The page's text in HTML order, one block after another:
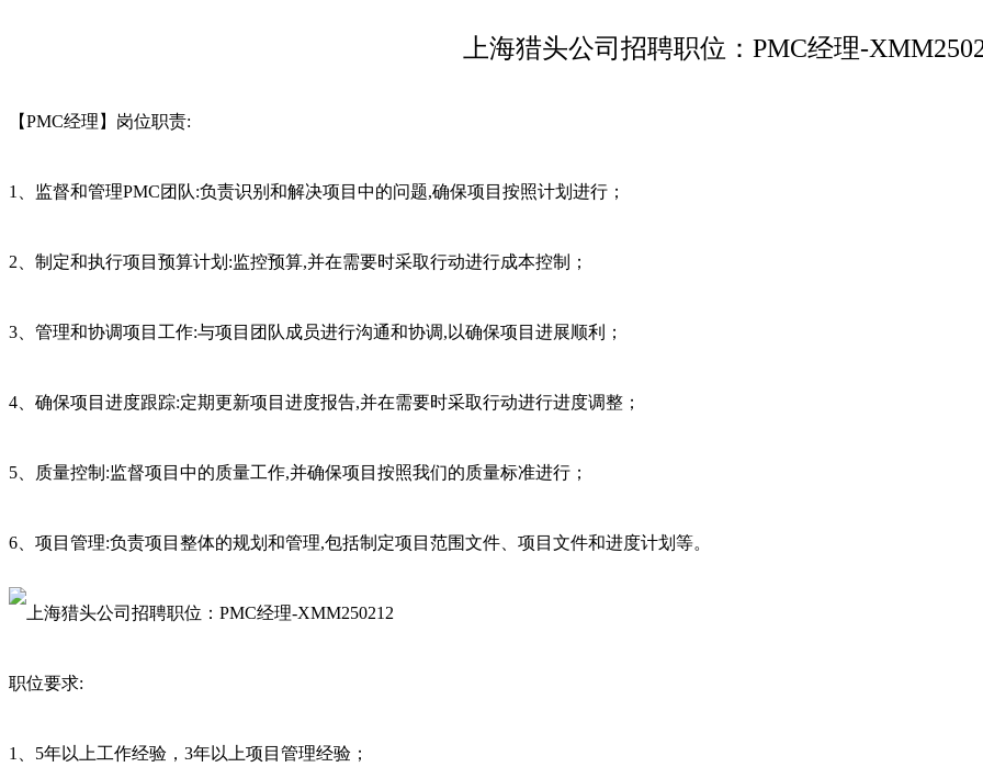
上海猎头公司招聘职位：PMC经理-
【PMC经理】岗位职责:
1、监督和管理PMC团队:负责识别和解决项目中的问题,确保项目按照计划进行；
2、制定和执行项目预算计划:监控预算,并在需要时采取行动进行成本控制；
3、管理和协调项目工作:与项目团队成员进行沟通和协调,以确保项目进展顺利；
4、确保项目进度跟踪:定期更新项目进度报告,并在需要时采取行动进行进度调整；
5、质量控制:监督项目中的质量工作,并确保项目按照我们的质量标准进行；
6、项目管理:负责项目整体的规划和管理,包括制定项目范围文件、项目文件和进度计划等。
职位要求:
1、5年以上工作经验，3年以上项目管理经验；